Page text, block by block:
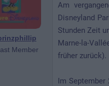
Member
Am
Disneyland
Stunden Zeit
Marne-la-
früher zurück).
Im